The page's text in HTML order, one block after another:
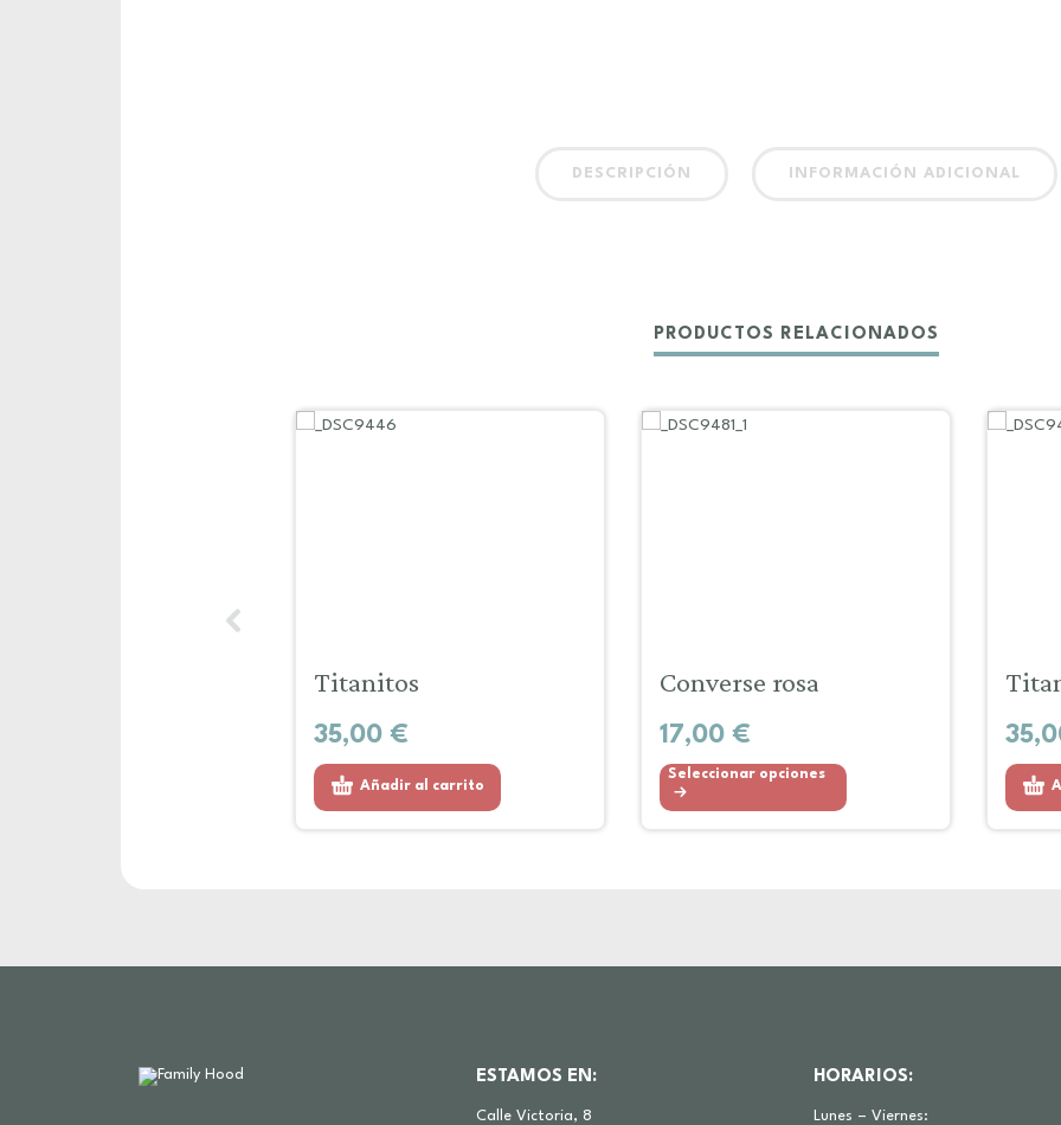
DESCRIPCIÓN INFORMACIÓN ADICIONAL
PRODUCTOS RELACIONADOS
Titanitos
35,00 €
Añadir al carrito
Converse rosa
17,00 €
Seleccionar opciones
ESTAMOS EN:
Calle Victoria, 8
HORARIOS:
Lunes – Viernes: